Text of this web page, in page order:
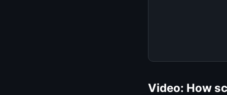
Video: How